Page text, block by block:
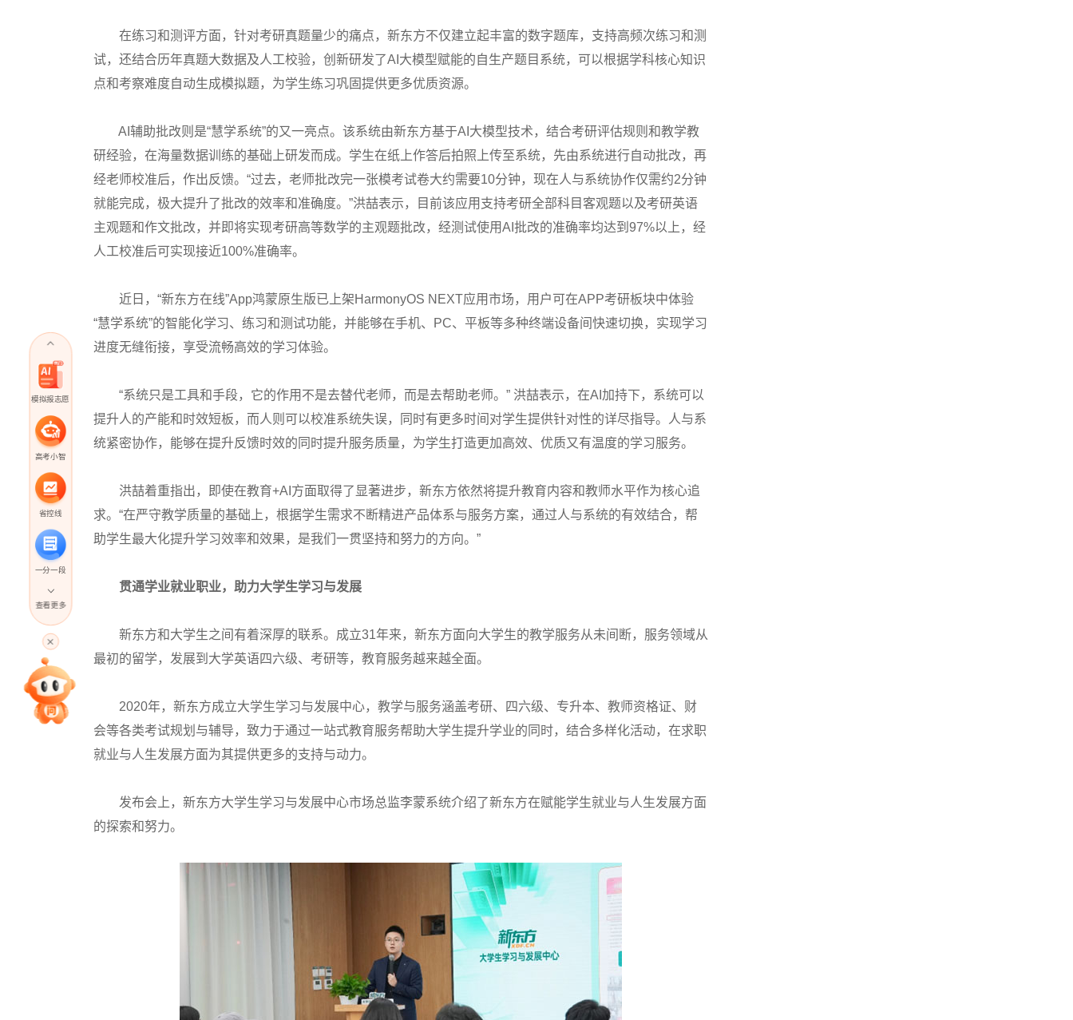
在练习和测评方面，针对考研真题量少的痛点，新东方不仅建立起丰富的数字题库，支持高频次练习和测
试，还结合历年真题大数据及人工校验，创新研发了AI大模型赋能的自生产题目系统，可以根据学科核心知识
点和考察难度自动生成模拟题，为学生练习巩固提供更多优质资源。
AI辅助批改则是“慧学系统”的又一亮点。该系统由新东方基于AI大模型技术，结合考研评估规则和教学教
研经验，在海量数据训练的基础上研发而成。学生在纸上作答后拍照上传至系统，先由系统进行自动批改，再
经老师校准后，作出反馈。“过去，老师批改完一张模考试卷大约需要10分钟，现在人与系统协作仅需约2分钟
就能完成，极大提升了批改的效率和准确度。”洪喆表示，目前该应用支持考研全部科目客观题以及考研英语
主观题和作文批改，并即将实现考研高等数学的主观题批改，经测试使用AI批改的准确率均达到97%以上，经
人工校准后可实现接近100%准确率。
近日，“新东方在线”App鸿蒙原生版已上架HarmonyOS NEXT应用市场，用户可在APP考研板块中体验
“慧学系统”的智能化学习、练习和测试功能，并能够在手机、PC、平板等多种终端设备间快速切换，实现学习
进度无缝衔接，享受流畅高效的学习体验。
“系统只是工具和手段，它的作用不是去替代老师，而是去帮助老师。” 洪喆表示，在AI加持下，系统可以
提升人的产能和时效短板，而人则可以校准系统失误，同时有更多时间对学生提供针对性的详尽指导。人与系
统紧密协作，能够在提升反馈时效的同时提升服务质量，为学生打造更加高效、优质又有温度的学习服务。
洪喆着重指出，即使在教育+AI方面取得了显著进步，新东方依然将提升教育内容和教师水平作为核心追
求。“在严守教学质量的基础上，根据学生需求不断精进产品体系与服务方案，通过人与系统的有效结合，帮
助学生最大化提升学习效率和效果，是我们一贯坚持和努力的方向。”
贯通学业就业职业，助力大学生学习与发展
新东方和大学生之间有着深厚的联系。成立31年来，新东方面向大学生的教学服务从未间断，服务领域从
最初的留学，发展到大学英语四六级、考研等，教育服务越来越全面。
2020年，新东方成立大学生学习与发展中心，教学与服务涵盖考研、四六级、专升本、教师资格证、财
会等各类考试规划与辅导，致力于通过一站式教育服务帮助大学生提升学业的同时，结合多样化活动，在求职
就业与人生发展方面为其提供更多的支持与动力。
发布会上，新东方大学生学习与发展中心市场总监李蒙系统介绍了新东方在赋能学生就业与人生发展方面
的探索和努力。
模拟报志愿
高考小智
省控线
一分一段
高考直播
专家指导课
查看更多